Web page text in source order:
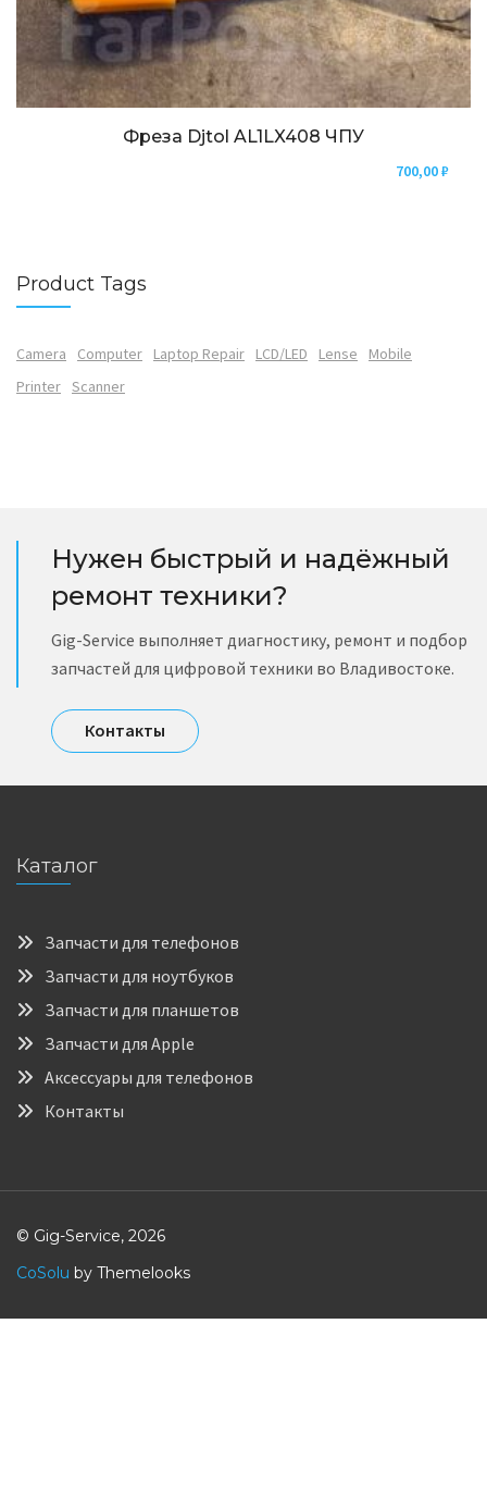
Фреза Djtol AL1LX408 ЧПУ
700,00₽
Product Tags
Camera Computer Laptop Repair LCD/LED Lense
Mobile
Printer Scanner
Нужен быстрый и надёжный
ремонт техники?
Gig-Service выполняет диагностику, ремонт и подбор
запчастей для цифровой техники во Владивостоке.
Контакты
Каталог
Запчасти для телефонов
Запчасти для ноутбуков
Запчасти для планшетов
Запчасти для Apple
Аксессуары для телефонов
Контакты
© Gig-Service, 2026
CoSolu by Themelooks